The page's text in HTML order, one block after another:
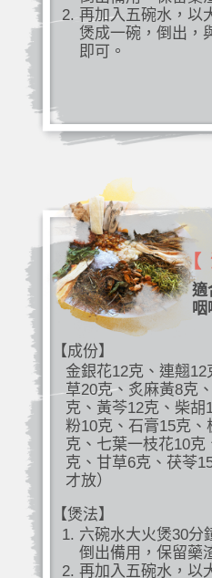
再加入五碗水，以
煲成一碗，倒出，
即可。
【
適
咽
【成份】
金銀花12克、連翹
草20克、炙麻黃8克
克、黃芩12克、柴胡
粉10克、石膏15克
克、七葉一枝花10克
克、甘草6克、茯苓
才放）
【煲法】
六碗水大火煲30分
倒出備用，保留藥
再加入五碗水，以